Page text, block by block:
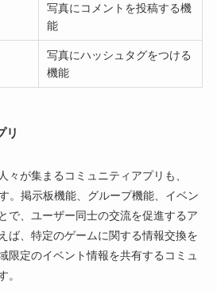
写真にコメントを投稿する機
能
写真にハッシュタグをつける
機能
リ
々が集まるコミュニティアプリも、
。掲示板機能、グループ機能、イベン
で、ユーザー同士の交流を促進するア
ば、特定のゲームに関する情報交換を
限定のイベント情報を共有するコミュ
。